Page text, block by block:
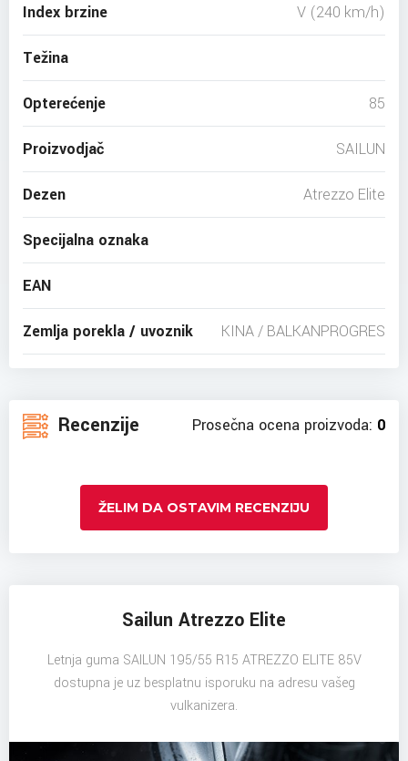
Index brzine V (240 km/h)
Težina
Opterećenje 85
Proizvodjač SAILUN
Dezen Atrezzo Elite
Specijalna oznaka
EAN
Zemlja porekla / uvoznik KINA / BALKANPROGRES
Recenzije Prosečna ocena proizvoda: 0
ŽELIM DA OSTAVIM RECENZIJU
Sailun Atrezzo Elite
Letnja guma SAILUN 195/55 R15 ATREZZO ELITE 85V
dostupna je uz besplatnu isporuku na adresu vašeg
vulkanizera.